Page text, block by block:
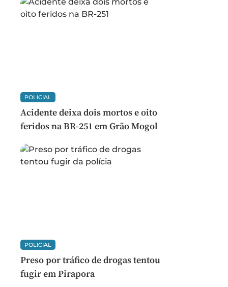
POLICIAL
Acidente deixa dois mortos e oito
feridos na BR-251 em Grão Mogol
POLICIAL
Preso por tráfico de drogas tentou
fugir em Pirapora